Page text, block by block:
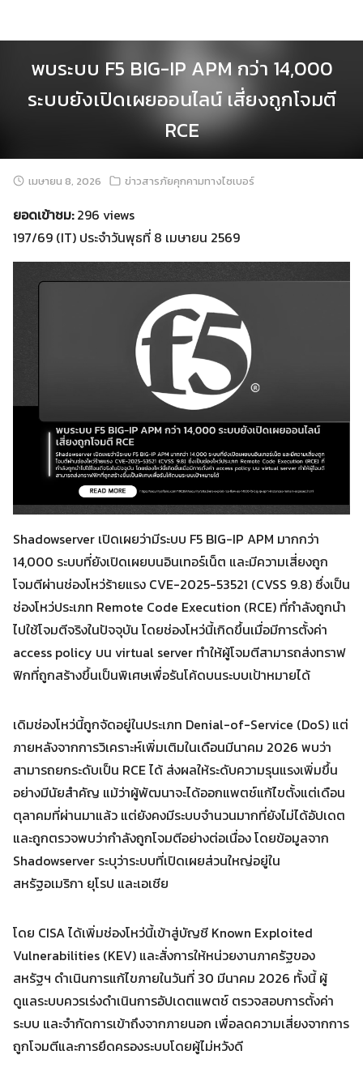
for:
Search
พบระบบ F5 BIG-IP APM กว่า 14,000
ระบบยังเปิดเผยออนไลน์ เสี่ยงถูกโจมตี
RCE
เมษายน 8, 2026 ข่าวสารภัยคุกคามทางไซเบอร์
ยอดเข้าชม:296 views
197/69 (IT) ประจำวันพุธที่ 8 เมษายน 2569
Shadowserver เปิดเผยว่ามีระบบ F5 BIG-IP APM มากกว่า
14,000 ระบบที่ยังเปิดเผยบนอินเทอร์เน็ต และมีความเสี่ยงถูก
โจมตีผ่านช่องโหว่ร้ายแรง CVE-2025-53521 (CVSS 9.8) ซึ่งเป็น
ช่องโหว่ประเภท Remote Code Execution (RCE) ที่กำลังถูกนำ
ไปใช้โจมตีจริงในปัจจุบัน โดยช่องโหว่นี้เกิดขึ้นเมื่อมีการตั้งค่า
access policy บน virtual server ทำให้ผู้โจมตีสามารถส่งทราฟ
ฟิกที่ถูกสร้างขึ้นเป็นพิเศษเพื่อรันโค้ดบนระบบเป้าหมายได้
เดิมช่องโหว่นี้ถูกจัดอยู่ในประเภท Denial-of-Service (DoS) แต่
ภายหลังจากการวิเคราะห์เพิ่มเติมในเดือนมีนาคม 2026 พบว่า
สามารถยกระดับเป็น RCE ได้ ส่งผลให้ระดับความรุนแรงเพิ่มขึ้น
อย่างมีนัยสำคัญ แม้ว่าผู้พัฒนาจะได้ออกแพตช์แก้ไขตั้งแต่เดือน
ตุลาคมที่ผ่านมาแล้ว แต่ยังคงมีระบบจำนวนมากที่ยังไม่ได้อัปเดต
และถูกตรวจพบว่ากำลังถูกโจมตีอย่างต่อเนื่อง โดยข้อมูลจาก
Shadowserver ระบุว่าระบบที่เปิดเผยส่วนใหญ่อยู่ใน
สหรัฐอเมริกา ยุโรป และเอเชีย
โดย CISA ได้เพิ่มช่องโหว่นี้เข้าสู่บัญชี Known Exploited
Vulnerabilities (KEV) และสั่งการให้หน่วยงานภาครัฐของ
สหรัฐฯ ดำเนินการแก้ไขภายในวันที่ 30 มีนาคม 2026 ทั้งนี้ ผู้
ดูแลระบบควรเร่งดำเนินการอัปเดตแพตช์ ตรวจสอบการตั้งค่า
ระบบ และจำกัดการเข้าถึงจากภายนอก เพื่อลดความเสี่ยงจากการ
ถูกโจมตีและการยึดครองระบบโดยผู้ไม่หวังดี